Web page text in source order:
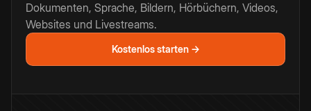
Dokumenten, Sprache, Bildern, Hörbüchern, Videos,
Websites und Livestreams.
Kostenlos starten →